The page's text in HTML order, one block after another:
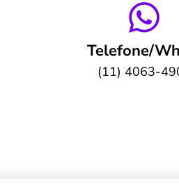
Telefone/
(11) 4063-